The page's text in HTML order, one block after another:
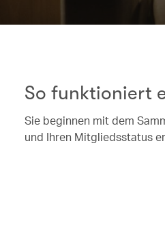
So funktioniert
Sie beginnen mit dem
und Ihren Mitgliedsstatus